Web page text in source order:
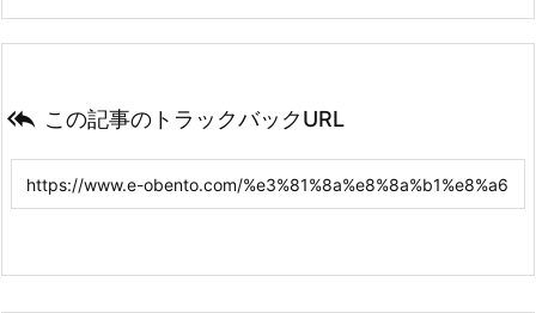
 この記事のトラックバックURL